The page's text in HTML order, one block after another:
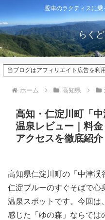
愛車のラクティスに
らく
当ブログはアフィリエイト広告を利
ホーム 高知県
高知・仁淀川町「
温泉レビュー｜料
アクセスを徹底紹介
高知県仁淀川町の「中津渓
仁淀ブルーのすぐそばで心
温泉スポットです。今回は
感じた「ゆの森」ならでは